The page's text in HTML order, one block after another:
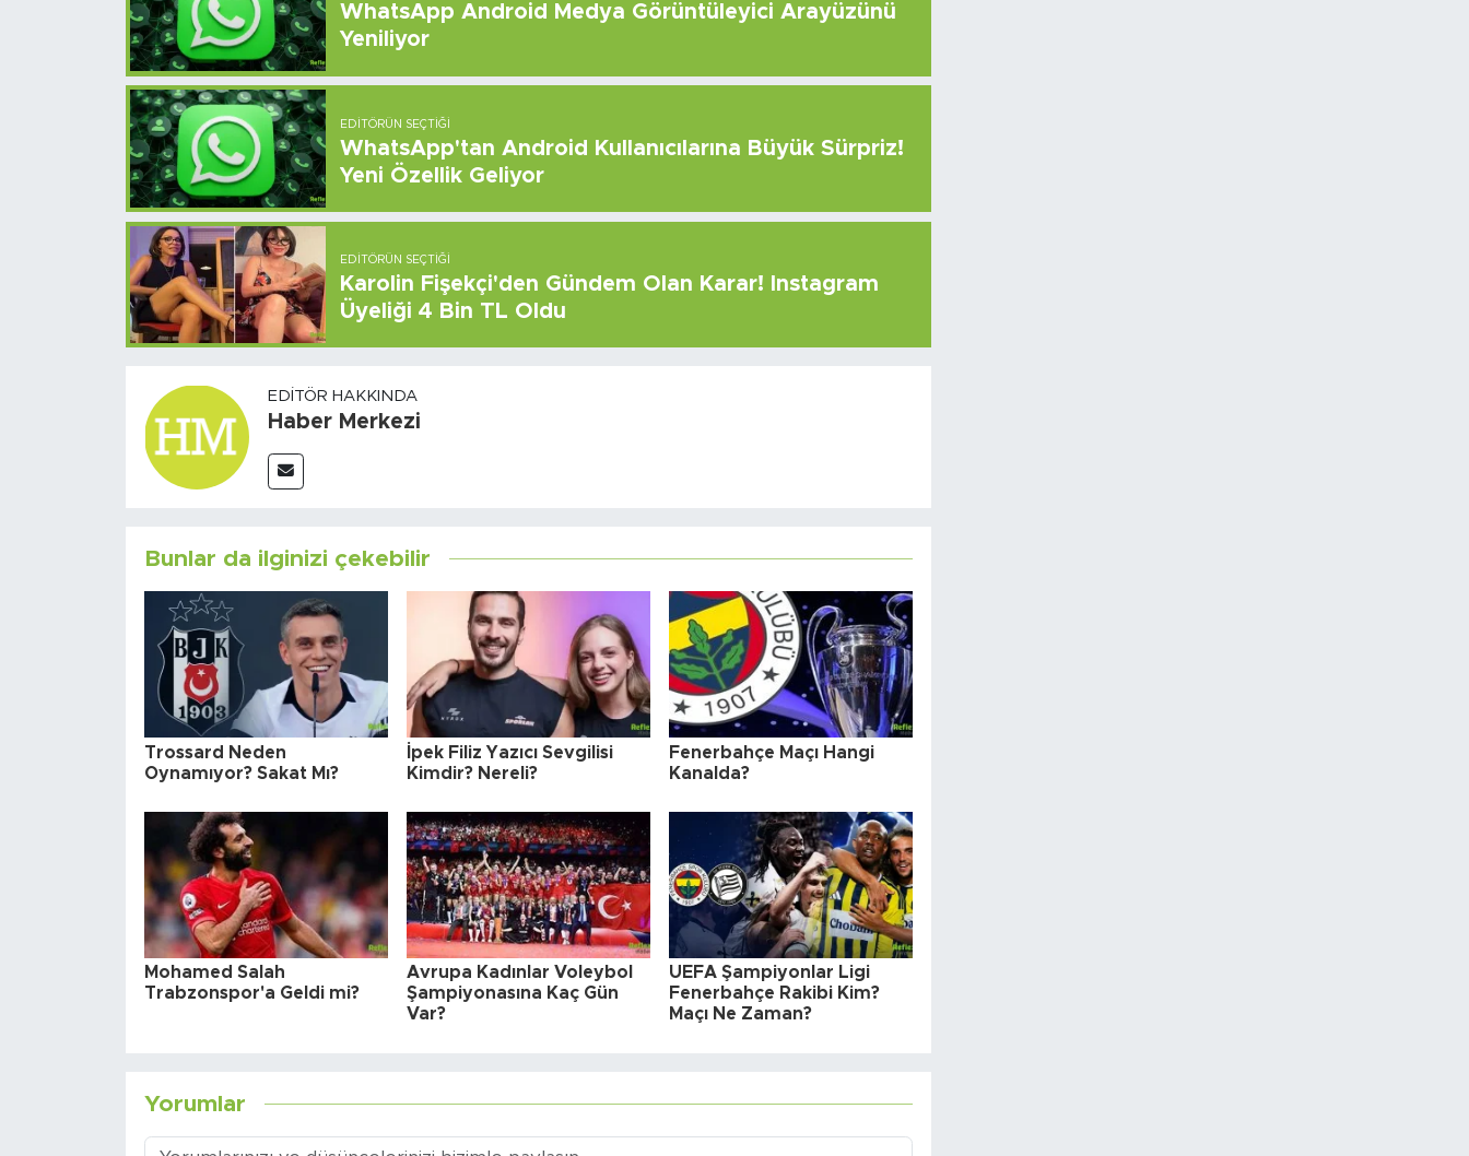
WhatsApp Android Medya Görüntüleyici Arayüzünü
Yeniliyor
EDITÖRÜN SEÇTIĞI
WhatsApp'tan Android Kullanıcılarına Büyük Sürpriz!
Yeni Özellik Geliyor
EDITÖRÜN SEÇTIĞI
Karolin Fişekçi'den Gündem Olan Karar! Instagram
Üyeliği 4 Bin TL Oldu
EDITÖR HAKKINDA
Haber Merkezi
Bunlar da ilginizi çekebilir
Trossard Neden
Oynamıyor? Sakat Mı?
İpek Filiz Yazıcı Sevgilisi
Kimdir? Nereli?
Fenerbahçe Maçı Hangi
Kanalda?
Mohamed Salah
Trabzonspor'a Geldi mi?
Avrupa Kadınlar Voleybol
Şampiyonasına Kaç Gün
Var?
UEFA Şampiyonlar Ligi
Fenerbahçe Rakibi Kim?
Maçı Ne Zaman?
Yorumlar